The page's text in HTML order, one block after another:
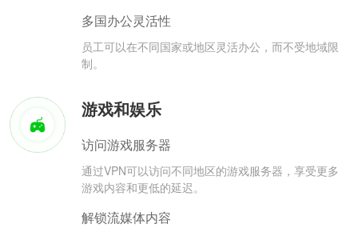
多国办公灵活性
员工可以在不同国家或地区灵活办公，而不受地域限
制。
游戏和娱乐
访问游戏服务器
通过VPN可以访问不同地区的游戏服务器，享受更多
游戏内容和更低的延迟。
解锁流媒体内容